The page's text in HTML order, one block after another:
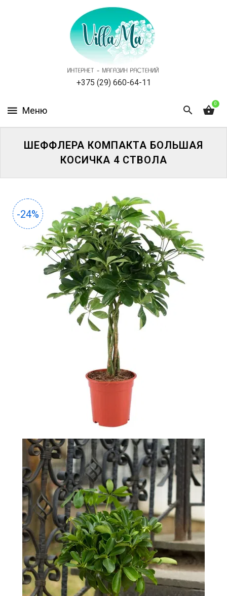
+375 (29) 660-64-11
0
НОВОСТИ,
АКЦИИ
ОТЗЫВЫ
ОДНОЛЕТНИЕ
ШЕФФЛЕРА КОМПАКТА БОЛЬШАЯ
КОСИЧКА 4 СТВОЛА
-24%